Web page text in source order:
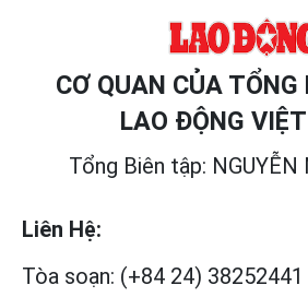
CƠ QUAN CỦA
LAO ĐỘNG
Tổng Biên tập: NGUYỄN
Liên Hệ:
Tòa soạn: (+84 24) 38252441